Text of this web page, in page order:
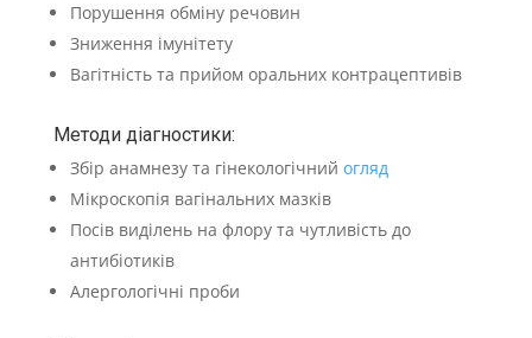
Порушення обміну речовин
Зниження імунітету
Вагітність та прийом оральних контрацептивів
Методи діагностики:
Збір анамнезу та гінекологічний огляд
Мікроскопія вагінальних мазків
Посів виділень на флору та чутливість до
антибіотиків
Алергологічні проби